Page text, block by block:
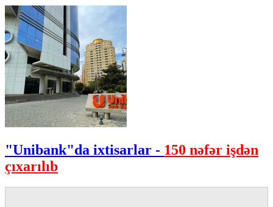
"Unibank"da ixtisarlar - 150 nəfər işdən
çıxarılıb